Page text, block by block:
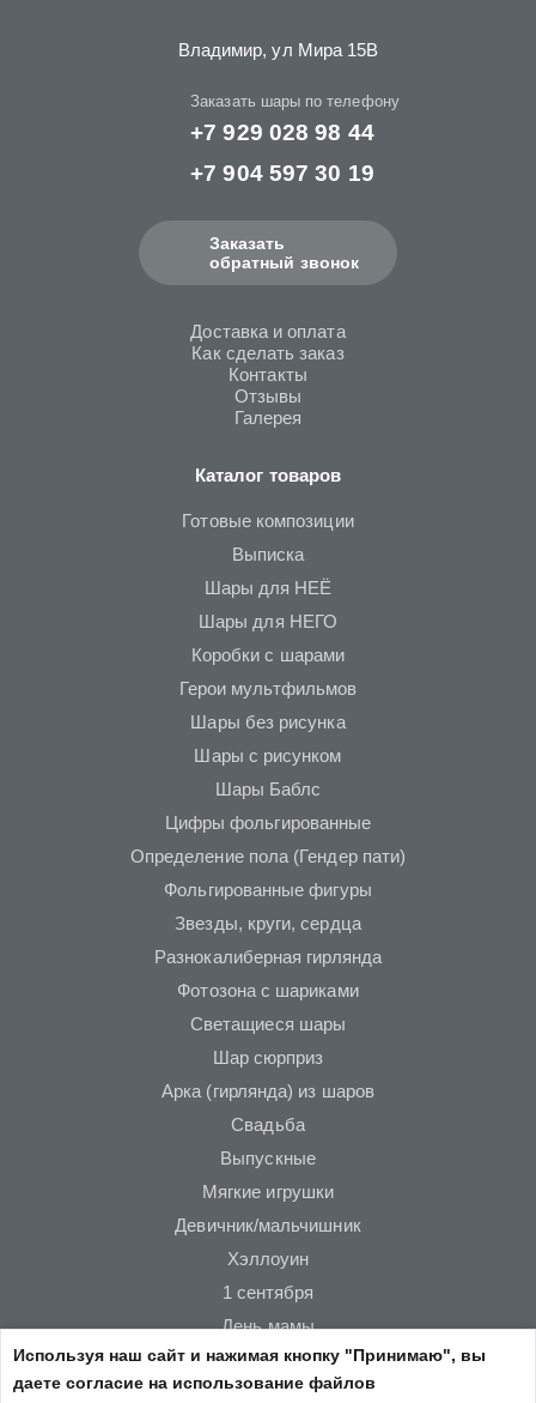
Доставка и оплата
Как сделать заказ
Контакты
Отзывы
Галерея
Каталог товаров
Готовые композиции
Выписка
Шары для НЕЁ
Шары для НЕГО
Коробки с шарами
Герои мультфильмов
Шары без рисунка
Шары с рисунком
Шары Баблс
Цифры фольгированные
Определение пола (Гендер пати)
Фольгированные фигуры
Звезды, круги, сердца
Разнокалиберная гирлянда
Фотозона с шариками
Светащиеся шары
Шар сюрприз
Арка (гирлянда) из шаров
Свадьба
Выпускные
Мягкие игрушки
Девичник/мальчишник
Хэллоуин
1 сентября
День мамы
Новый год
23 февраля
Владимир, ул Мира 15B
Заказать шары по телефону
+7 929 028 98 44
+7 904 597 30 19
Заказать
обратный звонок
Используя наш сайт и нажимая кнопку "Принимаю", вы
даете согласие на использование файлов